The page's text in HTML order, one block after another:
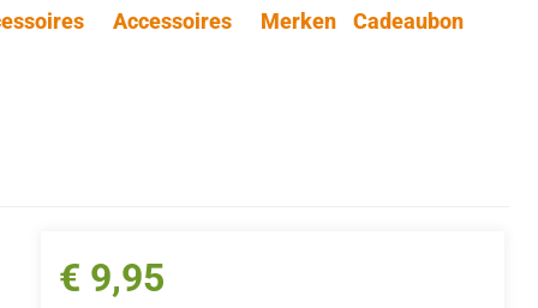
Accessoires Merken Cadeaubon
€ 9,95